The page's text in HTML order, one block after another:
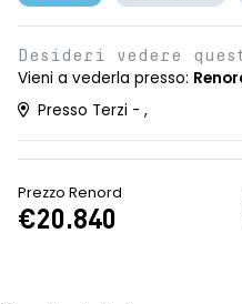
Desideri vedere
Vieni a vederla presso:
Presso Terzi - ,
Prezzo Renord
€20.840